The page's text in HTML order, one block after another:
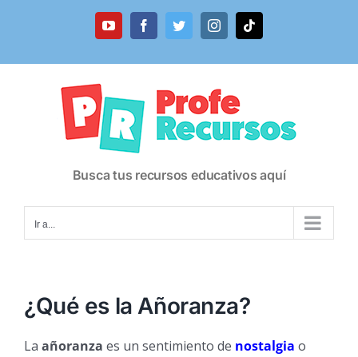
YouTubeFacebookTwitterInstagramTiktok
Busca tus recursos educativos aquí
Ir a...
¿Qué es la Añoranza?
La añoranza es un sentimiento de nostalgia o